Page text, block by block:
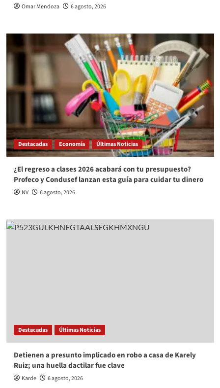
Omar Mendoza 6 agosto, 2026
Destacadas Economía Últimas Noticias
¿El regreso a clases 2026 acabará con tu presupuesto?
Profeco y Condusef lanzan esta guía para cuidar tu dinero
NV 6 agosto, 2026
Destacadas Últimas Noticias
Detienen a presunto implicado en robo a casa de Karely
Ruiz; una huella dactilar fue clave
Karde 6 agosto, 2026